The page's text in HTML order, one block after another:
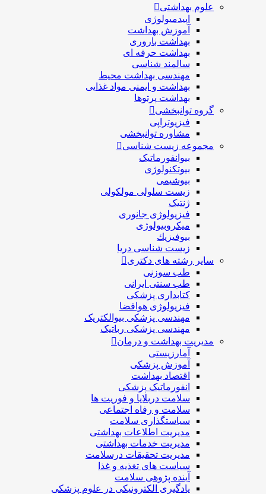
علوم بهداشتی
اپیدمیولوژی
آموزش بهداشت
بهداشت باروری
بهداشت حرفه ای
سالمند شناسی
مهندسی بهداشت محيط
بهداشت و ایمنی مواد غذایی
بهداشت پرتوها
گروه توانبخشی
فیزیوتراپی
مشاوره توانبخشی
مجموعه زیست شناسی
بیوانفورماتیک
بیوتکنولوژی
بیوشیمی
زیست سلولی مولکولی
ژنتیک
فیزیولوژی جانوری
میکروبیولوژی
بيوفيزيك
زیست شناسی دریا
سایر رشته های دکتری
طب سوزنی
طب سنتی ایرانی
کتابداری پزشکی
فیزیولوژی هوافضا
مهندسی پزشکی بیوالکتریک
مهندسی پزشکی رباتیک
مدیریت بهداشت و درمان
آمارزیستی
آموزش پزشکی
اقتصاد بهداشت
انفورماتیک پزشکی
سلامت دربلايا و فوريت ها
سلامت و رفاه اجتماعی
سیاستگذاری سلامت
مدیریت اطلاعات بهداشتی
مدیریت خدمات بهداشتی
مدیریت تحقیقات درسلامت
سیاست های تغذیه و غذا
آینده پژوهی سلامت
یادگیری الکترونیکی در علوم پزشکی